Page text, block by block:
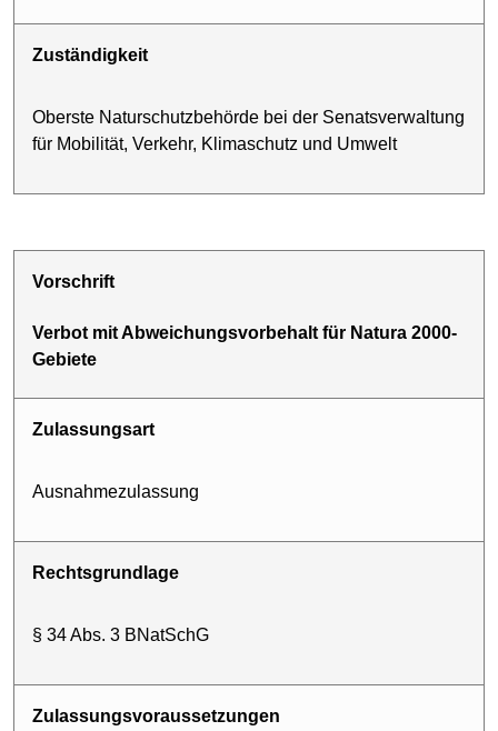
Zuständigkeit
Oberste Naturschutz­behörde bei der Senatsverwaltung
für Mobilität, Verkehr, Klimaschutz und Umwelt
Vorschrift
Verbot mit Abweichungsvorbehalt für Natura 2000-
Gebiete
Zulassungsart
Ausnahme­zulassung
Rechtsgrundlage
§ 34 Abs. 3 BNatSchG
Zulassungs­voraussetzungen